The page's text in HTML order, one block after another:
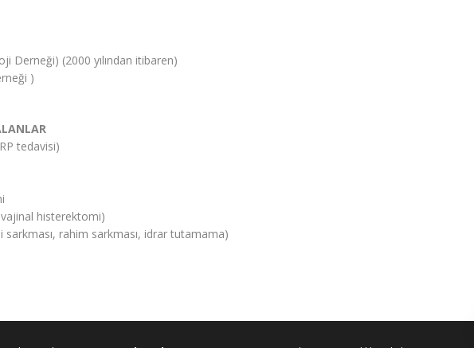
Derneği) (2000 yılından itibaren)
)
tedavisi)
histerektomi)
rahim sarkması, idrar tutamama)